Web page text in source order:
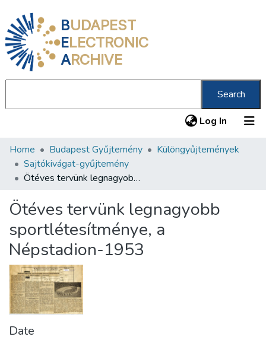
BUDAPEST
ELECTRONIC
ARCHIVE
Search
Log In (current)
Communities & Collections
All of DSpace
Statistics
About us
Home Budapest Gyűjtemény
Különgyűjtemények
Sajtókivágat-gyűjtemény
Ötéves tervünk legnagyobb sportlétesítménye, a Népstadion-1953
Ötéves tervünk legnagyobb
sportlétesítménye, a
Népstadion-1953
Date